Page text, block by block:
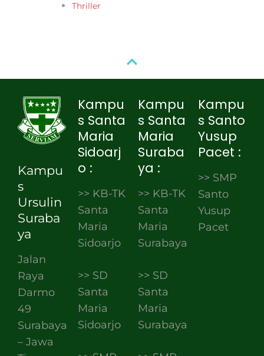
Thriller
Kampu
s
Ursulin
Suraba
ya
Jalan
Raya
Darmo
49
Surabaya
– Jawa
Kampu
s Santa
Maria
Sidoarj
o :
>> KB-TK
Santa
Maria
Sidoarjo
>> SD
Santa
Maria
Sidoarjo
Kampu
s Santa
Maria
Suraba
ya :
>> KB-TK
Santa
Maria
Surabaya
>> SD
Santa
Maria
Surabaya
Kampu
s Santo
Yusup
Pacet :
>> SMP
Santo
Yusup
Pacet